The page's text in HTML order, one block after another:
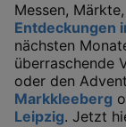
Messen,
Entdeckungen
nächsten
überraschende
oder den
Markkleeberg
Leipzig. Jetzt
_gat